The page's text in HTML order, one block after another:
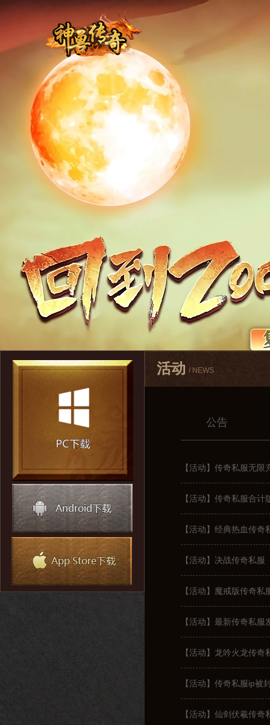
活动 / NEWS
公告
【活动】传奇私服无
【活动】传奇私服合
【活动】经典热血传奇
【活动】决战传奇私服
【活动】魔戒版传奇
【活动】最新传奇私服
【活动】龙吟火龙传奇
【活动】传奇私服ip被
【活动】仙剑伏羲传